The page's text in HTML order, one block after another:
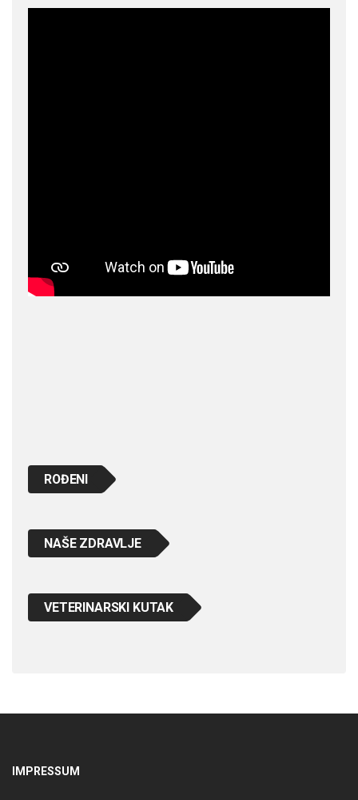
ROĐENI
NAŠE ZDRAVLJE
VETERINARSKI KUTAK
IMPRESSUM